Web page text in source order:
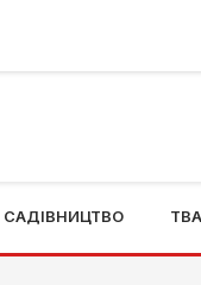
САДІВНИЦТВО